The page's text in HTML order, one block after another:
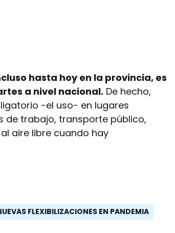
hasta hoy en la provincia, es
a nivel nacional. De hecho,
-el uso- en lugares
de trabajo, transporte público,
aire libre cuando hay
FLEXIBILIZACIONES EN PANDEMIA